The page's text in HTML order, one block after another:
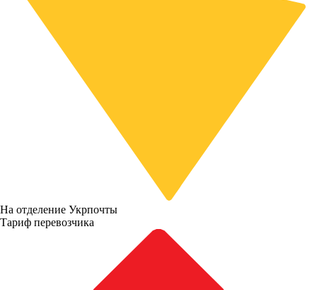
На отделение Укрпочты
Тариф перевозчика